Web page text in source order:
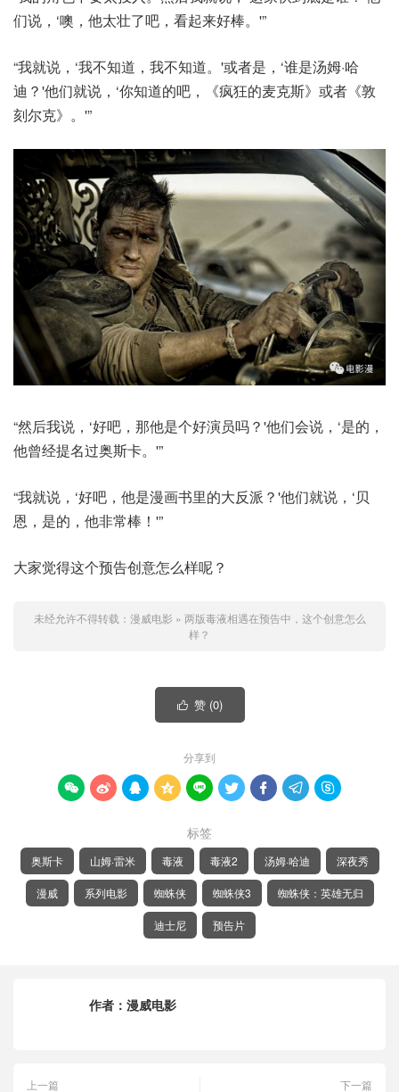
们说，‘噢，他太壮了吧，看起来好棒。'”
“我就说，‘我不知道，我不知道。'或者是，‘谁是汤姆·哈
迪？'他们就说，‘你知道的吧，《疯狂的麦克斯》或者《敦
刻尔克》。'”
“然后我说，‘好吧，那他是个好演员吗？'他们会说，‘是的，
他曾经提名过奥斯卡。'”
“我就说，‘好吧，他是漫画书里的大反派？'他们就说，‘贝
恩，是的，他非常棒！'”
大家觉得这个预告创意怎么样呢？
未经允许不得转载： 漫威电影 » 两版毒液相遇在预告中，这个创意怎么
样？
 赞 (0)
分享到
        
标签
奥斯卡 山姆·雷米 毒液 毒液2 汤姆·哈迪 深夜秀
漫威 系列电影 蜘蛛侠 蜘蛛侠3 蜘蛛侠：英雄无归
迪士尼 预告片
作者： 漫威电影
上一篇 下一篇